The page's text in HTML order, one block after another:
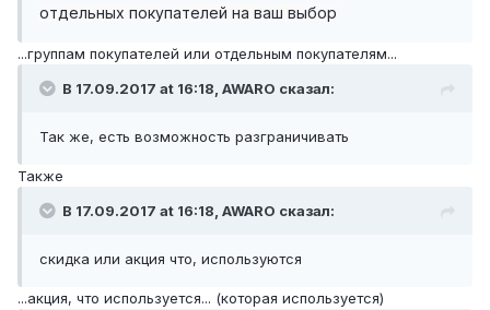
отдельных покупателей на ваш выбор
...группам покупателей или отдельным покупателям...
В 17.09.2017 at 16:18, AWARO сказал:
Так же, есть возможность разграничивать
Также
В 17.09.2017 at 16:18, AWARO сказал:
скидка или акция что, используются
...акция, что используется... (которая используется)